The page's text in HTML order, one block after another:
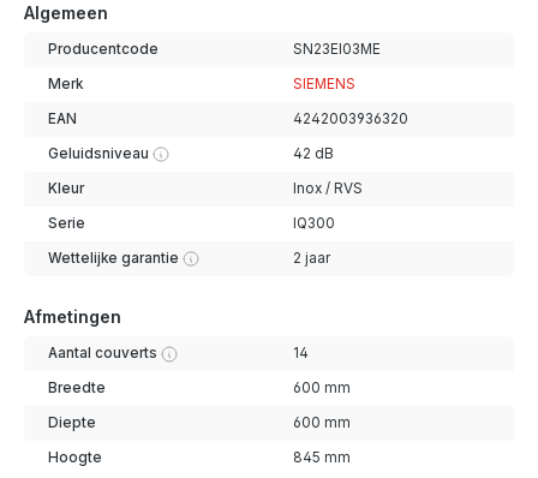
Algemeen
Producentcode SN23EI03ME
Merk SIEMENS
EAN 4242003936320
Geluidsniveau 42 dB
Kleur Inox / RVS
Serie IQ300
Wettelijke garantie 2 jaar
Afmetingen
Aantal couverts 14
Breedte 600 mm
Diepte 600 mm
Hoogte 845 mm